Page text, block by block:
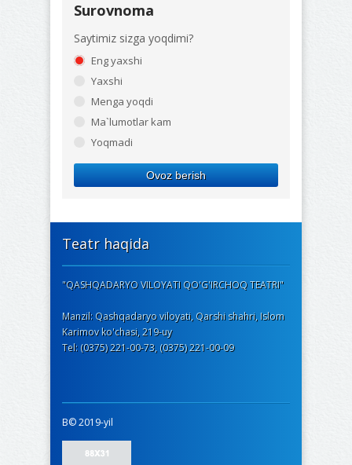
Surovnoma
Saytimiz sizga yoqdimi?
Eng yaxshi
Yaxshi
Menga yoqdi
Ma`lumotlar kam
Yoqmadi
Ovoz berish
Teatr haqida
"QASHQADARYO VILOYATI QO'G'IRCHOQ TEATRI"
Manzil: Qashqadaryo viloyati, Qarshi shahri, Islom
Karimov ko'chasi, 219-uy
Tel: (0375) 221-00-73, (0375) 221-00-09
В© 2019-yil